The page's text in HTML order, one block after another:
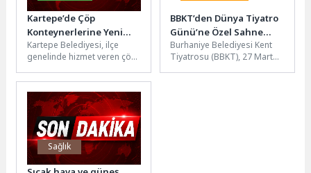
Kartepe’de Çöp
Konteynerlerine Yeni
Görünüm
Kartepe Belediyesi, ilçe
genelinde hizmet veren çöp
onarım ve yenileme
çalışmalarını düzenli olarak...
BBKT’den Dünya Tiyatro
Günü’ne Özel Sahne
Şöleni
Burhaniye Belediyesi Kent
Tiyatrosu (BBKT), 27 Mart
Sağlık